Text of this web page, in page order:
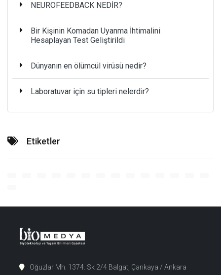
NEUROFEEDBACK NEDİR?
Bir Kişinin Komadan Uyanma İhtimalini
Hesaplayan Test Geliştirildi
Dünyanın en ölümcül virüsü nedir?
Laboratuvar için su tipleri nelerdir?
Etiketler
Oğuzlar Mh. 1374. Sk 2/4 Balgat, Çankaya / Ankara